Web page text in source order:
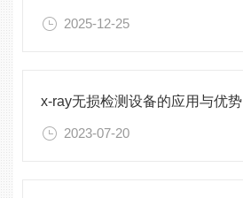
2025-12-25
x-ray无损检测设备的应用与优势
2023-07-20